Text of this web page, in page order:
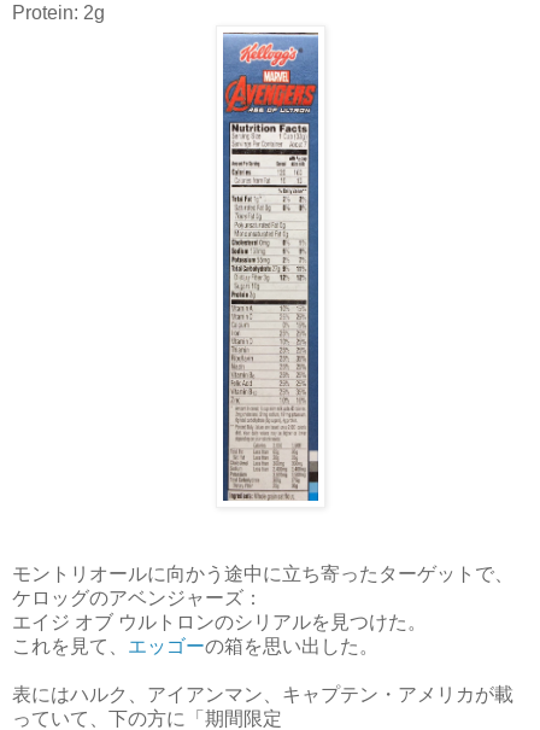
Protein: 2g
モントリオールに向かう途中に立ち寄ったターゲットで、
ケロッグのアベンジャーズ：
エイジ オブ ウルトロンのシリアルを見つけた。
これを見て、 エッゴーの箱を思い出した。
表にはハルク、アイアンマン、キャプテン・アメリカが載
っていて、 下の方に「期間限定